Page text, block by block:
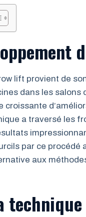
lift provient de
dans les salons
croissante
a traversé les
par ce procédé
aux